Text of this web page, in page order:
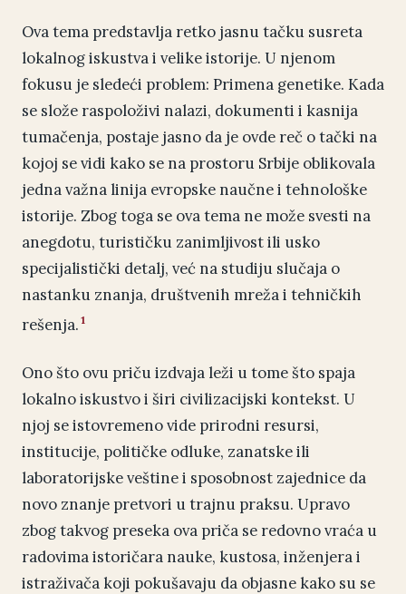
Ova tema predstavlja retko jasnu tačku susreta
lokalnog iskustva i velike istorije. U njenom
fokusu je sledeći problem: Primena genetike. Kada
se slože raspoloživi nalazi, dokumenti i kasnija
tumačenja, postaje jasno da je ovde reč o tački na
kojoj se vidi kako se na prostoru Srbije oblikovala
jedna važna linija evropske naučne i tehnološke
istorije. Zbog toga se ova tema ne može svesti na
anegdotu, turističku zanimljivost ili usko
specijalistički detalj, već na studiju slučaja o
nastanku znanja, društvenih mreža i tehničkih
rešenja. 1
Ono što ovu priču izdvaja leži u tome što spaja
lokalno iskustvo i širi civilizacijski kontekst. U
njoj se istovremeno vide prirodni resursi,
institucije, političke odluke, zanatske ili
laboratorijske veštine i sposobnost zajednice da
novo znanje pretvori u trajnu praksu. Upravo
zbog takvog preseka ova priča se redovno vraća u
radovima istoričara nauke, kustosa, inženjera i
istraživača koji pokušavaju da objasne kako su se